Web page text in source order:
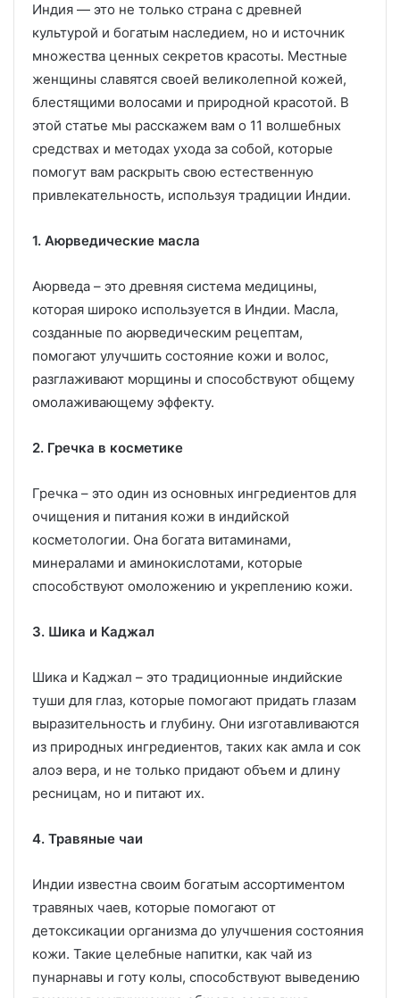
Индия — это не только страна с древней
культурой и богатым наследием, но и источник
множества ценных секретов красоты. Местные
женщины славятся своей великолепной кожей,
блестящими волосами и природной красотой. В
этой статье мы расскажем вам о 11 волшебных
средствах и методах ухода за собой, которые
помогут вам раскрыть свою естественную
привлекательность, используя традиции Индии.
1. Аюрведические масла
Аюрведа – это древняя система медицины,
которая широко используется в Индии. Масла,
созданные по аюрведическим рецептам,
помогают улучшить состояние кожи и волос,
разглаживают морщины и способствуют общему
омолаживающему эффекту.
2. Гречка в косметике
Гречка – это один из основных ингредиентов для
очищения и питания кожи в индийской
косметологии. Она богата витаминами,
минералами и аминокислотами, которые
способствуют омоложению и укреплению кожи.
3. Шика и Каджал
Шика и Каджал – это традиционные индийские
туши для глаз, которые помогают придать глазам
выразительность и глубину. Они изготавливаются
из природных ингредиентов, таких как амла и сок
алоэ вера, и не только придают объем и длину
ресницам, но и питают их.
4. Травяные чаи
Индии известна своим богатым ассортиментом
травяных чаев, которые помогают от
детоксикации организма до улучшения состояния
кожи. Такие целебные напитки, как чай из
пунарнавы и готу колы, способствуют выведению